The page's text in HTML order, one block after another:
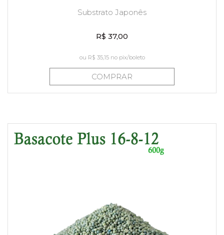
Substrato Japonês
R$ 37,00
ou R$ 35,15no pix/boleto
COMPRAR